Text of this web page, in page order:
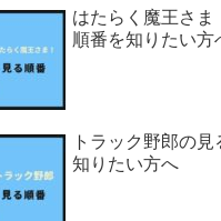
はたらく魔王さま
順番を知りたい方
トラック野郎の見
知りたい方へ